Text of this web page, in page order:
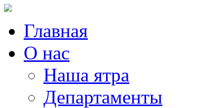
Главная
О нас
Наша ятра
Департаменты